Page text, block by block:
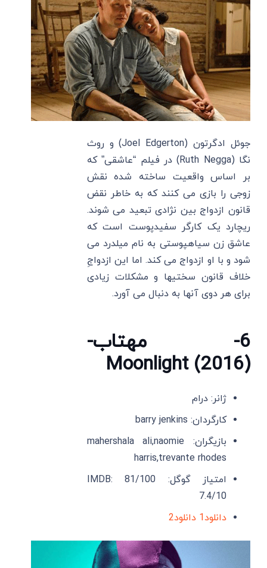
جوئل ادگرتون (Joel Edgerton) و روث
نگا (Ruth Negga) در فیلم “عاشقی” که
بر اساس واقعیت ساخته شده نقش
زوجی را بازی می کنند که به خاطر نقض
قانون ازدواج بین نژادی تبعید می شوند.
ریچارد یک کارگر سفیدپوست است که
عاشق زن سیاهپوستی به نام میلدرد می
شود و با او ازدواج می کند. اما این ازدواجِ
خلاف قانون سختیها و مشکلات زیادی
برای هر دوی آنها به دنبال می آورد.
6- مهتاب-
Moonlight (2016)
ژانر: درام
کارگردان: barry jenkins
بازیگران: mahershala ali,naomie
harris,trevante rhodes
امتیاز گوگل: 81/100 IMDB:
7.4/10
دانلود1
دانلود2